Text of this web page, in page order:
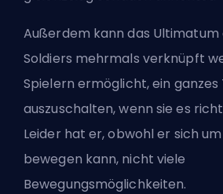
Außerdem kann das Ultimatum
Soldiers mehrmals verknüpft
Spielern ermöglicht, ein ganzes
auszuschalten, wenn sie es
Leider hat er, obwohl er sich
bewegen kann, nicht viele
Bewegungsmöglichkeiten.